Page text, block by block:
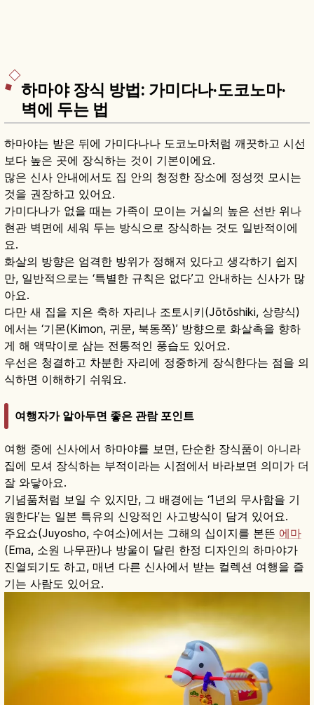
하마야 장식 방법: 가미다나·도코노마·
벽에 두는 법
하마야는 받은 뒤에 가미다나나 도코노마처럼 깨끗하고 시선
보다 높은 곳에 장식하는 것이 기본이에요.
많은 신사 안내에서도 집 안의 청정한 장소에 정성껏 모시는
것을 권장하고 있어요.
가미다나가 없을 때는 가족이 모이는 거실의 높은 선반 위나
현관 벽면에 세워 두는 방식으로 장식하는 것도 일반적이에
요.
화살의 방향은 엄격한 방위가 정해져 있다고 생각하기 쉽지
만, 일반적으로는 ‘특별한 규칙은 없다’고 안내하는 신사가 많
아요.
다만 새 집을 지은 축하 자리나 조토시키(Jōtōshiki, 상량식)
에서는 ‘기몬(Kimon, 귀문, 북동쪽)’ 방향으로 화살촉을 향하
게 해 액막이로 삼는 전통적인 풍습도 있어요.
우선은 청결하고 차분한 자리에 정중하게 장식한다는 점을 의
식하면 이해하기 쉬워요.
여행자가 알아두면 좋은 관람 포인트
여행 중에 신사에서 하마야를 보면, 단순한 장식품이 아니라
집에 모셔 장식하는 부적이라는 시점에서 바라보면 의미가 더
잘 와닿아요.
기념품처럼 보일 수 있지만, 그 배경에는 ‘1년의 무사함을 기
원한다’는 일본 특유의 신앙적인 사고방식이 담겨 있어요.
주요쇼(Juyosho, 수여소)에서는 그해의 십이지를 본뜬 에마
(Ema, 소원 나무판)나 방울이 달린 한정 디자인의 하마야가
진열되기도 하고, 매년 다른 신사에서 받는 컬렉션 여행을 즐
기는 사람도 있어요.